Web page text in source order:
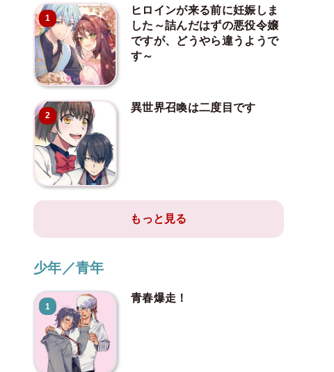
1
ヒロインが来る前に妊娠しま
した～詰んだはずの悪役令嬢
ですが、どうやら違うようで
す～
2
異世界召喚は二度目です
もっと見る
少年／青年
1
青春爆走！